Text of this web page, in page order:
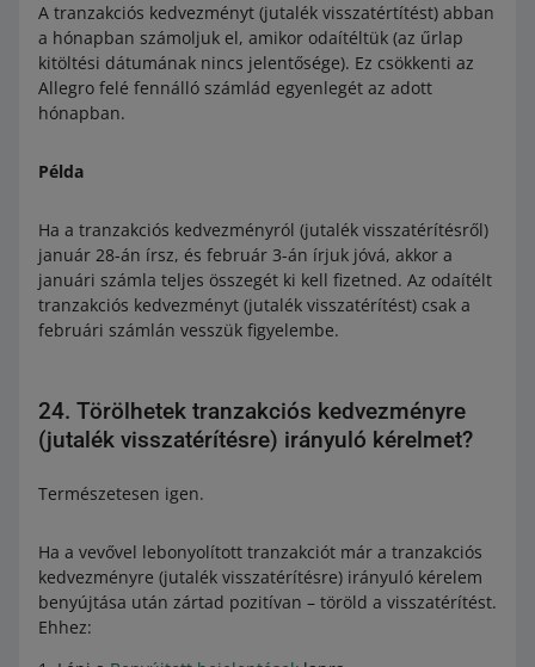
A tranzakciós kedvezményt (jutalék visszatértítést) abban
a hónapban számoljuk el, amikor odaítéltük (az űrlap
kitöltési dátumának nincs jelentősége). Ez csökkenti az
Allegro felé fennálló számlád egyenlegét az adott
hónapban.
Példa
Ha a tranzakciós kedvezményról (jutalék visszatérítésről)
január 28-án írsz, és február 3-án írjuk jóvá, akkor a
januári számla teljes összegét ki kell fizetned. Az odaítélt
tranzakciós kedvezményt (jutalék visszatérítést) csak a
februári számlán vesszük figyelembe.
24. Törölhetek tranzakciós kedvezményre
(jutalék visszatérítésre) irányuló kérelmet?
Természetesen igen.
Ha a vevővel lebonyolított tranzakciót már a tranzakciós
kedvezményre (jutalék visszatérítésre) irányuló kérelem
benyújtása után zártad pozitívan – töröld a visszatérítést.
Ehhez: